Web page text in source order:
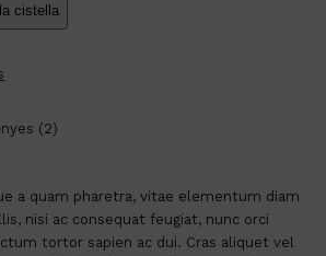
cistella
(2)
a quam pharetra, vitae elementum diam
nisi ac consequat feugiat, nunc orci
tortor sapien ac dui. Cras aliquet vel